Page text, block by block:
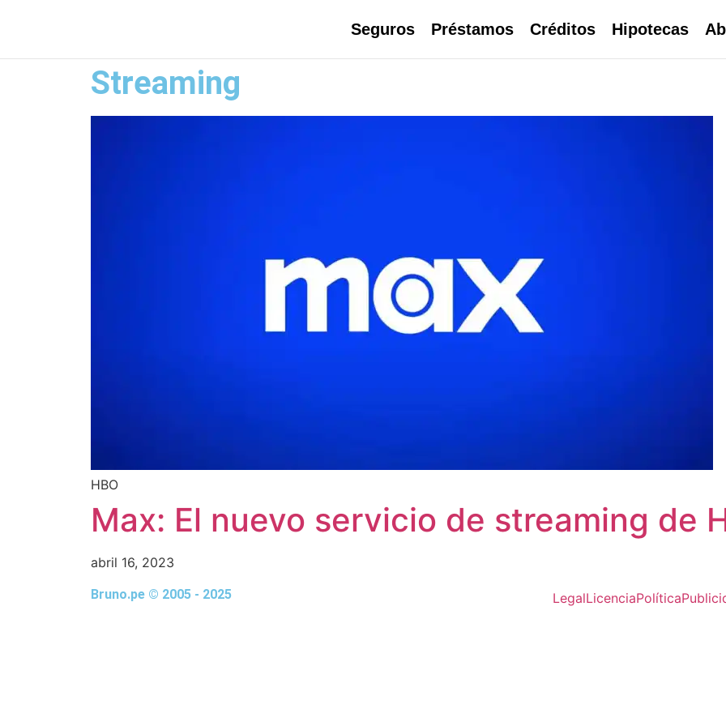
Seguros Préstamos Créditos Hipotecas
Streaming
HBO
Max: El nuevo servicio de streaming de
abril 16, 2023
Bruno.pe © 2005 - 2025 LegalLicenciaPolítica